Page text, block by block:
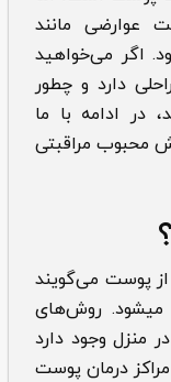
عوارضی مانند
اگر می‌خواهید
دارد و چطور
در ادامه با ما
محبوب مراقبتی
پوست می‌گویند
میشود. روش‌های
منزل وجود دارد
درمان پوست